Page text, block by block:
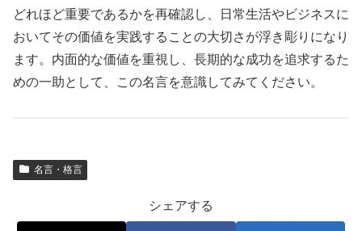
どれほど重要であるかを再確認し、日常生活やビジネスに
おいてその価値を実践することの大切さが浮き彫りになり
ます。内面的な価値を重視し、長期的な成功を追求するた
めの一助として、この名言を意識してみてください。
名言・格言
シェアする